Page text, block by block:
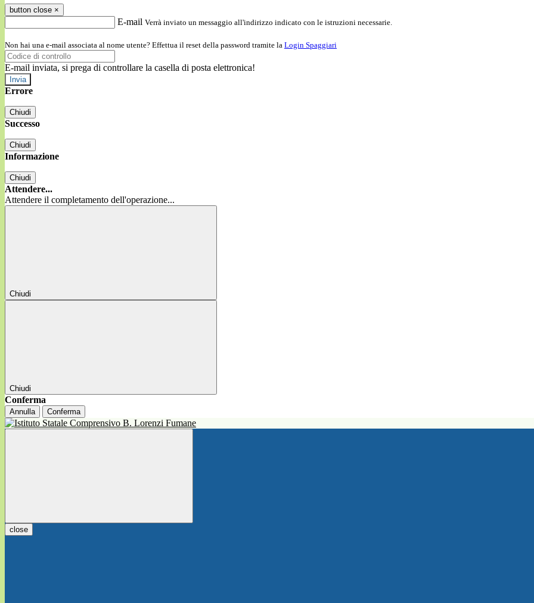
button close ×
E-mail Verrà inviato un messaggio all'indirizzo indicato con le istruzioni necessarie.
Non hai una e-mail associata al nome utente? Effettua il reset della password tramite la Login Spaggiari
E-mail inviata, si prega di controllare la casella di posta elettronica!
Errore
Chiudi
Successo
Chiudi
Informazione
Chiudi
Attendere...
Attendere il completamento dell'operazione...
Chiudi
Chiudi
Conferma
Annulla Conferma
close